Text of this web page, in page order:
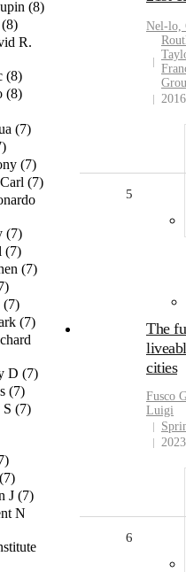
(8)
(8)
R.
(8)
(8)
(7)
(7)
(7)
(7)
(7)
(7)
(7)
(7)
D (7)
(7)
(7)
(7)
J (7)
N
Nel-lo,
2016
5
The
cities
Fusco
Luigi
2023
6